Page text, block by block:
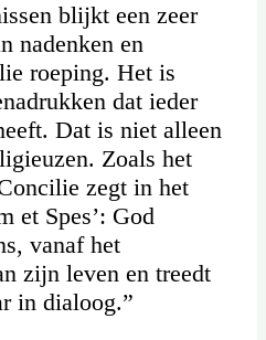
blijkt een zeer
nadenken en
roeping. Het is
dat ieder
Dat is niet alleen
Zoals het
zegt in het
et Spes’: God
vanaf het
zijn leven en treedt
in dialoog.”